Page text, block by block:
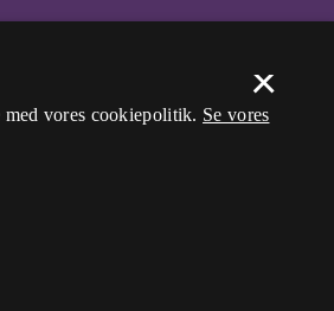
×
med vores cookiepolitik. Se vores